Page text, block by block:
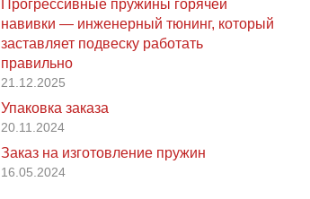
Прогрессивные пружины горячей
навивки — инженерный тюнинг, который
заставляет подвеску работать
правильно
21.12.2025
Упаковка заказа
20.11.2024
Заказ на изготовление пружин
16.05.2024